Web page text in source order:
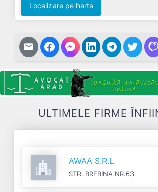
Localizare pe harta
ULTIMELE FIRME
AWAA S.R.L.
STR. BREBINA NR.63